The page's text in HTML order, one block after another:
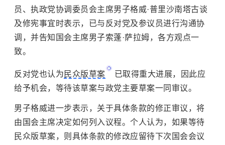
员、执政党协调委员会主席男子格威·普里沙南塔古谈
及修宪事宜时表示，已与反对党及参议员进行沟通协
调，并告知国会主席男子索蓬·萨拉姆，各方观点一
致。
反对党也认为 民众版草案
已取得重大进展，因此应
给予机会，等待该草案与政党主要草案一同审议。
男子格威进一步表示，关于具体条款的修正审议，将
由国会主席决定如何列入议程。个人认为，如果等待
民众版草案，则具体条款的修改应留待下次国会会议